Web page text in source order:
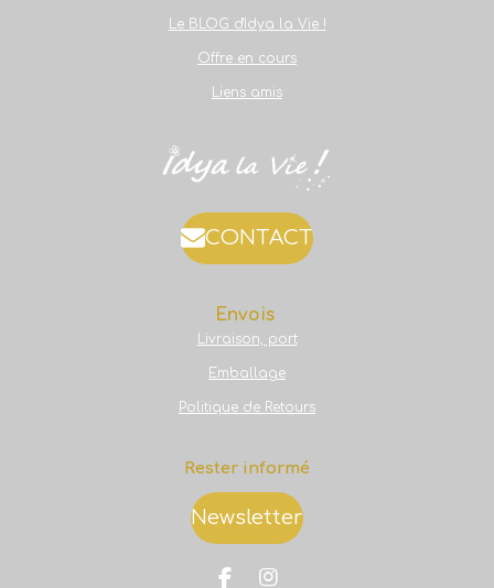
Le BLOG d'Idya la Vie !
Offre en cours
Liens amis
CONTACT
Envois
Livraison, port
Emballage
Politique de Retours
Rester informé
Newsletter